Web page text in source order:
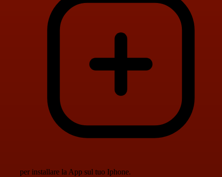
per installare la App sul tuo Iphone.